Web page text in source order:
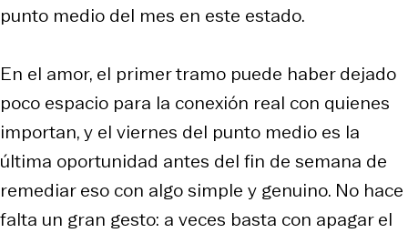
punto medio del mes en este estado.
En el amor, el primer tramo puede haber dejado
poco espacio para la conexión real con quienes
importan, y el viernes del punto medio es la
última oportunidad antes del fin de semana de
remediar eso con algo simple y genuino. No hace
falta un gran gesto: a veces basta con apagar el